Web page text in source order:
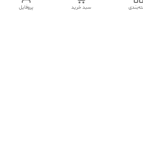
پروفایل سبد خرید